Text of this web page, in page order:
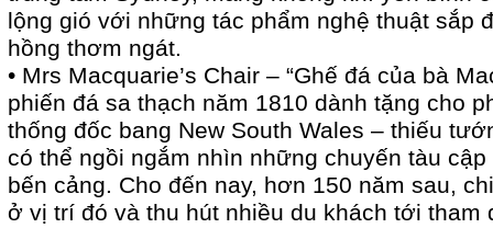
lộng gió với những tác phẩm nghệ thuật sắp
hồng thơm ngát.
• Mrs Macquarie’s Chair – “Ghế đá của bà
phiến đá sa thạch năm 1810 dành tặng cho
thống đốc bang New South Wales – thiếu
có thể ngồi ngắm nhìn những chuyến tàu
bến cảng. Cho đến nay, hơn 150 năm sau,
ở vị trí đó và thu hút nhiều du khách tới